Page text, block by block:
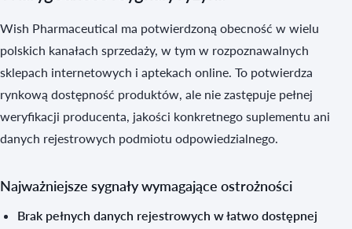
Wish Pharmaceutical ma potwierdzoną obecność w wielu
polskich kanałach sprzedaży, w tym w rozpoznawalnych
sklepach internetowych i aptekach online. To potwierdza
rynkową dostępność produktów, ale nie zastępuje pełnej
weryfikacji producenta, jakości konkretnego suplementu ani
danych rejestrowych podmiotu odpowiedzialnego.
Najważniejsze sygnały wymagające ostrożności
Brak pełnych danych rejestrowych w łatwo dostępnej